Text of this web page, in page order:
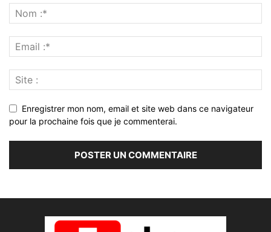
Enregistrer mon nom, email et site web dans ce navigateur
pour la prochaine fois que je commenterai.